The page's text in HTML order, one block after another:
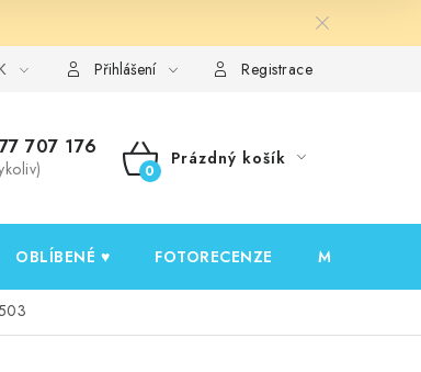
osobních údajů Ověřování recenzí
Přihlášení Registrace
707 176
NÁKUPNÍ
Prázdný košík
OBLÍBENÉ ♥️ FOTORECENZE MOJE